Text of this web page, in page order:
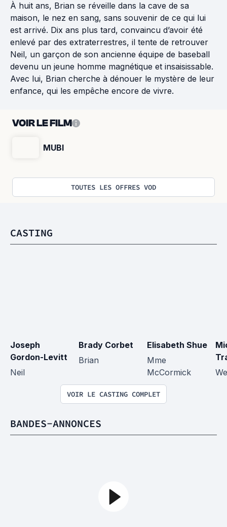
À huit ans, Brian se réveille dans la cave de sa
maison, le nez en sang, sans souvenir de ce qui lui
est arrivé. Dix ans plus tard, convaincu d’avoir été
enlevé par des extraterrestres, il tente de retrouver
Neil, un garçon de son ancienne équipe de baseball
devenu un jeune homme magnétique et insaisissable.
Avec lui, Brian cherche à dénouer le mystère de leur
enfance, qui les empêche encore de vivre.
VOIR LE FILM
MUBI
TOUTES LES OFFRES VOD
CASTING
Joseph
Gordon-Levitt
Neil
Brady Corbet
Brian
Elisabeth Shue
Mme
McCormick
VOIR LE CASTING COMPLET
BANDES-ANNONCES